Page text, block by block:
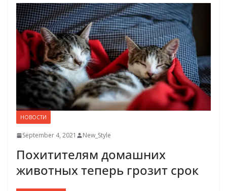
НОВОСТИ
September 4, 2021 New_Style
Похитителям домашних
животных теперь грозит срок